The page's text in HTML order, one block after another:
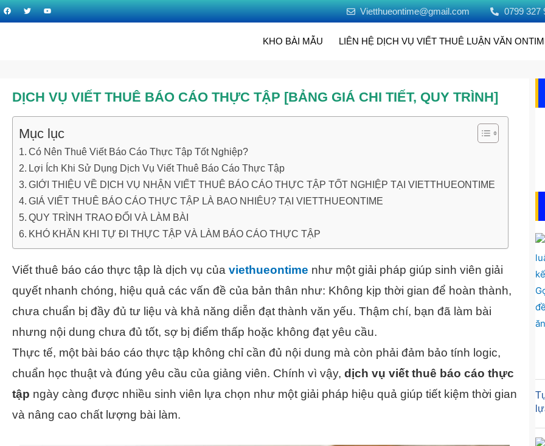
Vietthueontime@gmail.com 0799 327
KHO BÀI MẪU LIÊN HỆ DỊCH VỤ VIẾT THUÊ LUẬN VĂN
DỊCH VỤ VIẾT THUÊ BÁO CÁO THỰC TẬP [BẢNG GIÁ CHI TIẾT, QUY TRÌNH]
Mục lục
Có Nên Thuê Viết Báo Cáo Thực Tập Tốt Nghiệp?
Lợi Ích Khi Sử Dụng Dịch Vụ Viết Thuê Báo Cáo Thực Tập
GIỚI THIỆU VỀ DỊCH VỤ NHẬN VIẾT THUÊ BÁO CÁO THỰC TẬP TỐT NGHIỆP TẠI VIETTHUEONTIME
GIÁ VIẾT THUÊ BÁO CÁO THỰC TẬP LÀ BAO NHIÊU? TẠI VIETTHUEONTIME
QUY TRÌNH TRAO ĐỔI VÀ LÀM BÀI
KHÓ KHĂN KHI TỰ ĐI THỰC TẬP VÀ LÀM BÁO CÁO THỰC TẬP
Viết thuê báo cáo thực tập là dịch vụ của viethueontime như một giải pháp giúp sinh viên giải
quyết nhanh chóng, hiệu quả các vấn đề của bản thân như: Không kịp thời gian để hoàn thành,
chưa chuẩn bị đầy đủ tư liệu và khả năng diễn đạt thành văn yếu. Thậm chí, bạn đã làm bài
nhưng nội dung chưa đủ tốt, sợ bị điểm thấp hoặc không đạt yêu cầu.
Thực tế, một bài báo cáo thực tập không chỉ cần đủ nội dung mà còn phải đảm bảo tính logic,
chuẩn học thuật và đúng yêu cầu của giảng viên. Chính vì vậy, dịch vụ viết thuê báo cáo thực
tập ngày càng được nhiều sinh viên lựa chọn như một giải pháp hiệu quả giúp tiết kiệm thời gian
và nâng cao chất lượng bài làm.